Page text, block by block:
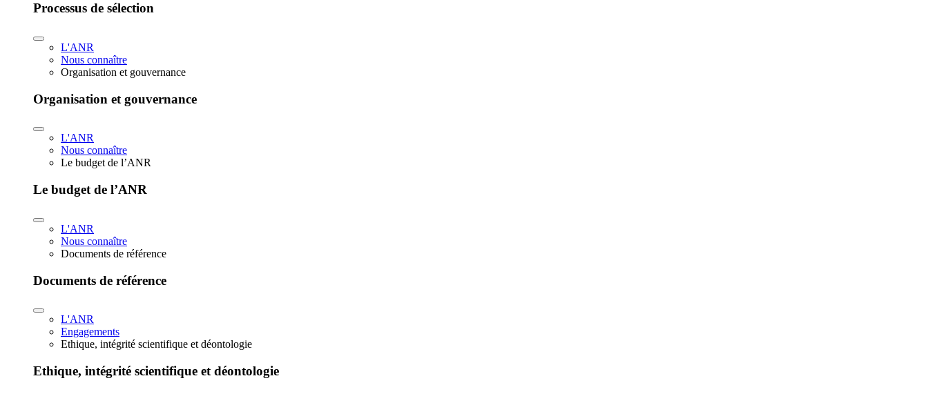
Processus de sélection
L'ANR
Nous connaître
Organisation et gouvernance
Organisation et gouvernance
L'ANR
Nous connaître
Le budget de l’ANR
Le budget de l’ANR
L'ANR
Nous connaître
Documents de référence
Documents de référence
L'ANR
Engagements
Ethique, intégrité scientifique et déontologie
Ethique, intégrité scientifique et déontologie